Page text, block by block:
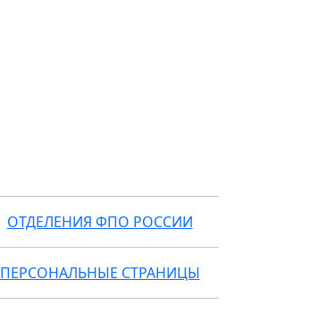
ОТДЕЛЕНИЯ ФПО РОССИИ
ПЕРСОНАЛЬНЫЕ СТРАНИЦЫ